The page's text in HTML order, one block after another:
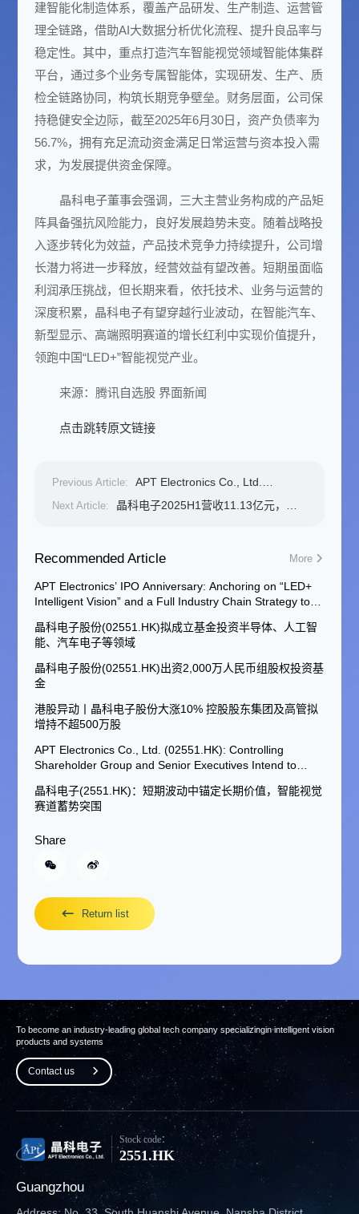
建智能化制造体系，覆盖产品研发、生产制造、运营管
理全链路，借助AI大数据分析优化流程、提升良品率与
稳定性。其中，重点打造汽车智能视觉领域智能体集群
平台，通过多个业务专属智能体，实现研发、生产、质
检全链路协同，构筑长期竞争壁垒。财务层面，公司保
持稳健安全边际，截至2025年6月30日， 资产负债率为
56.7%，拥有充足流动资金满足日常运营与资本投入需
求，为发展提供资金保障。
晶科电子董事会强调，三大主营业务构成的产品矩
阵具备强抗风险能力，良好发展趋势未变。随着战略投
入逐步转化为效益，产品技术竞争力持续提升，公司增
长潜力将进一步释放，经营效益有望改善。短期虽面临
利润承压挑战，但长期来看，依托技术、业务与运营的
深度积累，晶科电子有望穿越行业波动，在智能汽车、
新型显示、高端照明赛道的增长红利中实现价值提升，
领跑中国“LED+”智能视觉产业。
来源：腾讯自选股 界面新闻
点击跳转原文链接
Previous Article:
APT Electronics Co., Ltd.
(02551.HK): Controlling
More Than 5 Million Shares
Next Article:
晶科电子2025H1营收11.13亿元，核
Recommended Article More
APT Electronics’ IPO Anniversary: Anchoring on “LED+
Intelligent Vision” and a Full Industry Chain Strategy to
晶科电子股份(02551.HK)拟成立基金投资半导体、人工智
能、汽车电子等领域
晶科电子股份(02551.HK)出资2,000万人民币组股权投资基
金
港股异动丨晶科电子股份大涨10% 控股股东集团及高管拟
增持不超500万股
APT Electronics Co., Ltd. (02551.HK): Controlling
Shareholder Group and Senior Executives Intend to
Million Shares
晶科电子(2551.HK)：短期波动中锚定长期价值，智能视觉
赛道蓄势突围
Share
Return list
To become an industry-leading global tech company specializingin intelligent vision
products and systems
Contact us
Stock code：
2551.HK
Guangzhou